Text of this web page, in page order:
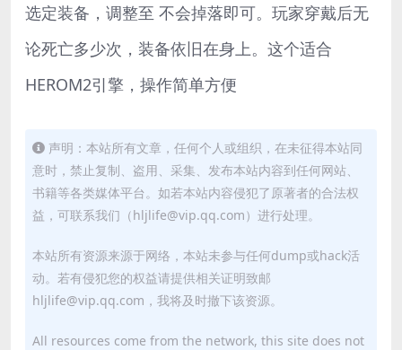
选定装备，调整至 不会掉落即可。玩家穿戴后无
论死亡多少次，装备依旧在身上。这个适合
HEROM2引擎，操作简单方便
声明：本站所有文章，任何个人或组织，在未征得本站同
意时，禁止复制、盗用、采集、发布本站内容到任何网站、
书籍等各类媒体平台。如若本站内容侵犯了原著者的合法权
益，可联系我们（hljlife@vip.qq.com）进行处理。
本站所有资源来源于网络，本站未参与任何dump或hack活
动。若有侵犯您的权益请提供相关证明致邮
hljlife@vip.qq.com，我将及时撤下该资源。
All resources come from the network, this site does not